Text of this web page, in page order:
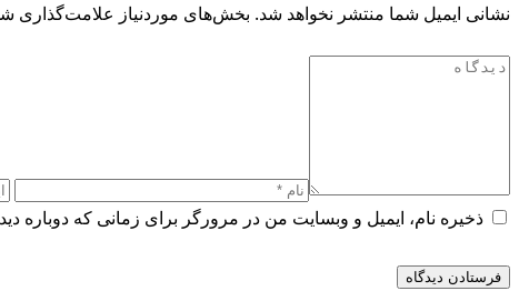
نشانی ایمیل شما منتشر نخواهد شد. بخش‌های موردنیاز علامت‌گذاری
ذخیره نام، ایمیل و وبسایت من در مرورگر برای زمانی که دوباره